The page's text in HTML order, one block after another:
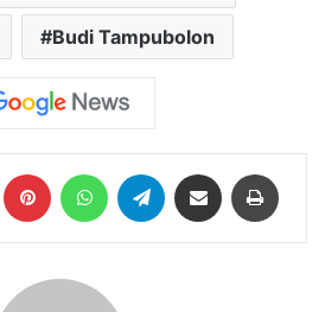
Budi Tampubolon
LinkedIn Pinterest WhatsAppTelegram Share via Email